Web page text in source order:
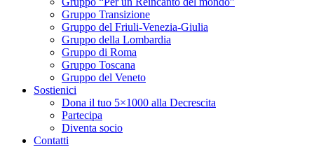
Gruppo Transizione
Gruppo del Friuli-Venezia-Giulia
Gruppo della Lombardia
Gruppo di Roma
Gruppo Toscana
Gruppo del Veneto
Sostienici
Dona il tuo 5×1000 alla Decrescita
Partecipa
Diventa socio
Contatti